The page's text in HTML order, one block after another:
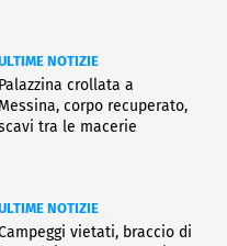
NOTIZIE
Palazzina crollata a
Messina, corpo recuperato,
tra le macerie
NOTIZIE
vietati, braccio di